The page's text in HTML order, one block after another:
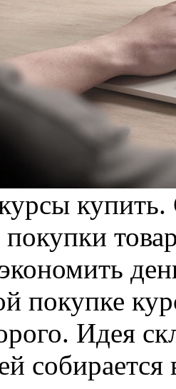
покупке
Идея